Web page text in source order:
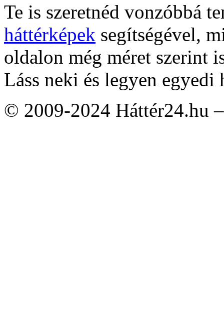
Te is szeretnéd vonzóbbá
háttérképek segítségével,
oldalon még méret szerint
Láss neki és legyen egyedi
© 2009-2024 Háttér24.hu